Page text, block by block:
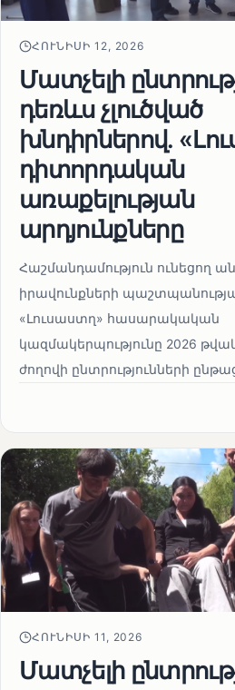
ՀՈՒՆԻՍԻ 12, 2026
Մատչելի
դեռևս չլուծված
խնդիրներով.
դիտորդական
առաքելության
արդյունքները
Հաշմանդամություն ունեցող
իրավունքների
«Լուսաստղ» հասարակական
կազմակերպությունը 2026
ժողովի ընտրությունների
ՀՈՒՆԻՍԻ 11, 2026
Մատչելի